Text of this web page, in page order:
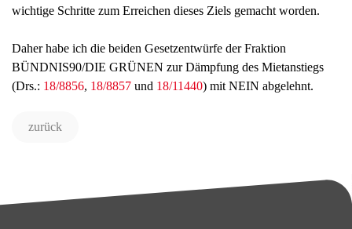
wichtige Schritte zum Erreichen dieses Ziels gemacht worden.
Daher habe ich die beiden Gesetzentwürfe der Fraktion
BÜNDNIS90/DIE GRÜNEN zur Dämpfung des Mietanstiegs
(Drs.: 18/8856, 18/8857 und 18/11440) mit NEIN abgelehnt.
zurück